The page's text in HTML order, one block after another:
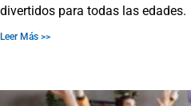
divertidos para todas las edades.
Leer Más >>